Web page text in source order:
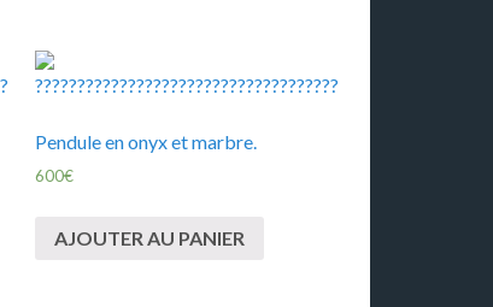
Pendule en onyx et marbre.
600€
AJOUTER AU PANIER